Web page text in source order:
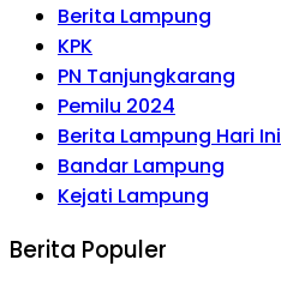
Berita Lampung
KPK
PN Tanjungkarang
Pemilu 2024
Berita Lampung Hari Ini
Bandar Lampung
Kejati Lampung
Berita Populer